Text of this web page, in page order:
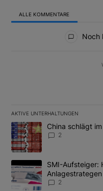
ALLE KOMMENTARE
Noch
AKTIVE UNTERHALTUNGEN
Das Folgende ist eine
Ein Trendartikel mit dem
China schlägt
2
Ein Trendartikel mit dem
SMI-Aufsteiger:
Anlagestrategen
2